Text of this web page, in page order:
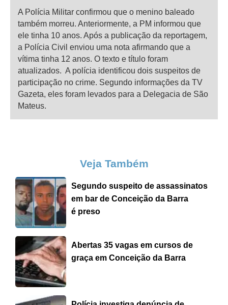
A Polícia Militar confirmou que o menino baleado
também morreu. Anteriormente, a PM informou que
ele tinha 10 anos. Após a publicação da reportagem,
a Polícia Civil enviou uma nota afirmando que a
vítima tinha 12 anos. O texto e título foram
atualizados. A polícia identificou dois suspeitos de
participação no crime. Segundo informações da TV
Gazeta, eles foram levados para a Delegacia de São
Mateus.
Veja Também
Segundo suspeito de assassinatos
em bar de Conceição da Barra
é preso
Abertas 35 vagas em cursos de
graça em Conceição da Barra